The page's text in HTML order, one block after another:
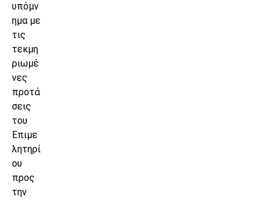
υπόμν
ημα με
τις
τεκμη
ριωμέ
νες
προτά
σεις
του
Επιμε
λητηρί
ου
προς
την